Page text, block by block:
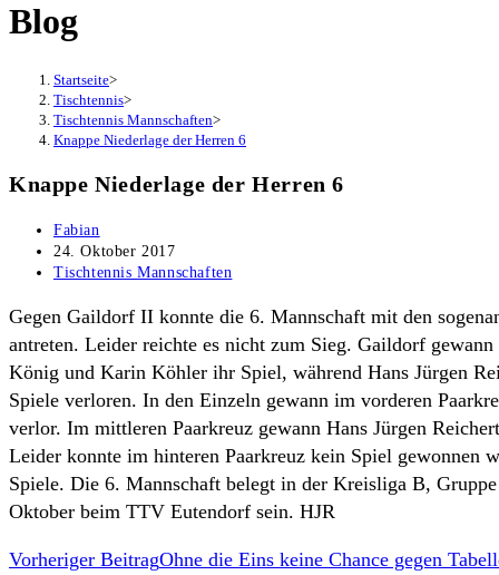
Blog
Startseite>
Tischtennis>
Tischtennis Mannschaften>
Knappe Niederlage der Herren 6
Knappe Niederlage der Herren 6
Beitrags-
Autor:
Fabian
Beitrag
veröffentlicht:
24. Oktober 2017
Beitrags-
Tischtennis Mannschaften
Gegen Gaildorf II konnte die 6. Mannschaft mit den
antreten. Leider reichte es nicht zum Sieg. Gaildorf
König und Karin Köhler ihr Spiel, während Hans Jürgen
Spiele verloren. In den Einzeln gewann im vorderen
verlor. Im mittleren Paarkreuz gewann Hans Jürgen
Leider konnte im hinteren Paarkreuz kein Spiel
Spiele. Die 6. Mannschaft belegt in der Kreisliga B,
Oktober beim TTV Eutendorf sein. HJR
Weitere
Vorheriger BeitragOhne die Eins keine Chance gegen